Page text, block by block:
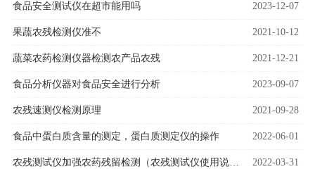
食品安全测试仪在超市能用吗 2023-12-07
果蔬农残检测仪准不 2021-10-12
蔬菜农药检测仪器检测农产品农残 2021-12-21
食品分析仪器对食品安全进行分析 2023-09-07
农残速测仪检测原理 2021-09-28
食品中蛋白质含量的测定，蛋白质测定仪的操作 2022-06-01
农残测试仪加强农药残留检测（农残测试仪使用说明） 2022-03-31